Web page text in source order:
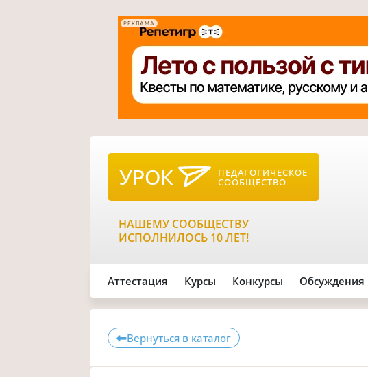
РЕКЛАМА
УРОК ПЕДАГОГИЧЕСКОЕ
СООБЩЕСТВО
НАШЕМУ СООБЩЕСТВУ
ИСПОЛНИЛОСЬ 10 ЛЕТ!
Аттестация Курсы Конкурсы Обсуждения
Вернуться в каталог